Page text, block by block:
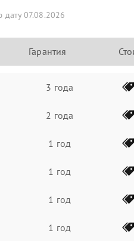
07.08.2026
Гарантия
3 года
2 года
1 год
1 год
1 год
1 год